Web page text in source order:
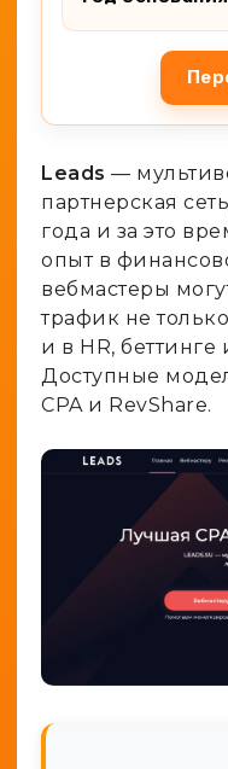
Leads —
партнерская
года и за это
опыт в
вебмастеры
трафик не
и в HR,
Доступные
CPA и RevShare.